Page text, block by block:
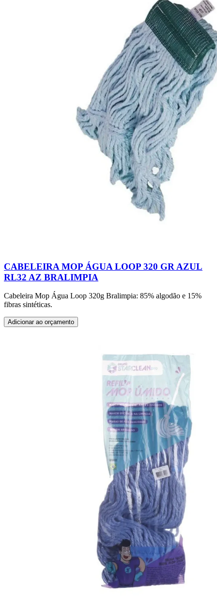
CABELEIRA MOP ÁGUA LOOP 320 GR AZUL
RL32 AZ BRALIMPIA
Cabeleira Mop Água Loop 320g Bralimpia: 85% algodão e 15%
fibras sintéticas.
Adicionar ao orçamento